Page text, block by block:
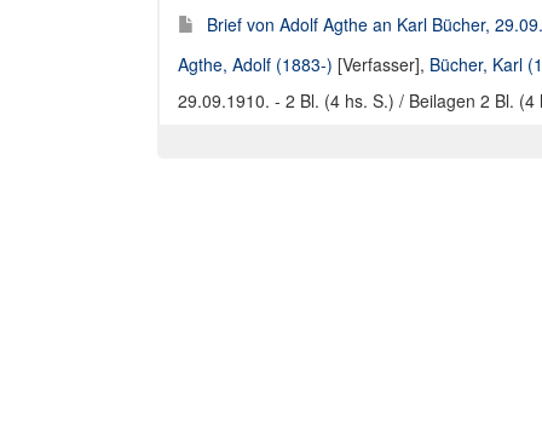
Brief von Adolf Agthe an Karl Bücher,
Agthe, Adolf (1883-) [Verfasser], Bücher, Karl
29.09.1910. - 2 Bl. (4 hs. S.) / Beilagen 2 Bl. (4